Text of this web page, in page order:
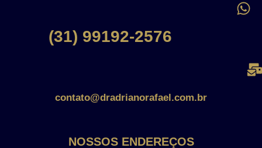
(31) 99192-2576
contato@dradrianorafael.com.br
NOSSOS ENDEREÇOS